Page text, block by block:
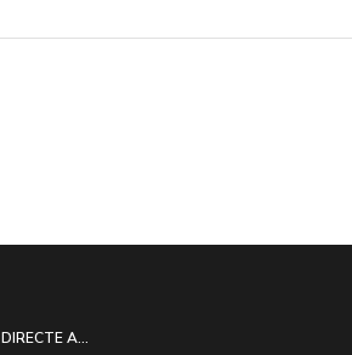
DIRECTE A...